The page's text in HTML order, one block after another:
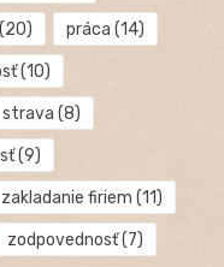
(20) práca (14)
(10)
strava (8)
(9)
zakladanie firiem (11)
zodpovednosť(7)